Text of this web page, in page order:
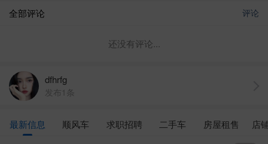
全部评论 评论
还没有评论...
dfhrfg
发布1条
最新信息 顺风车 求职招聘 二手车 房屋租售 店